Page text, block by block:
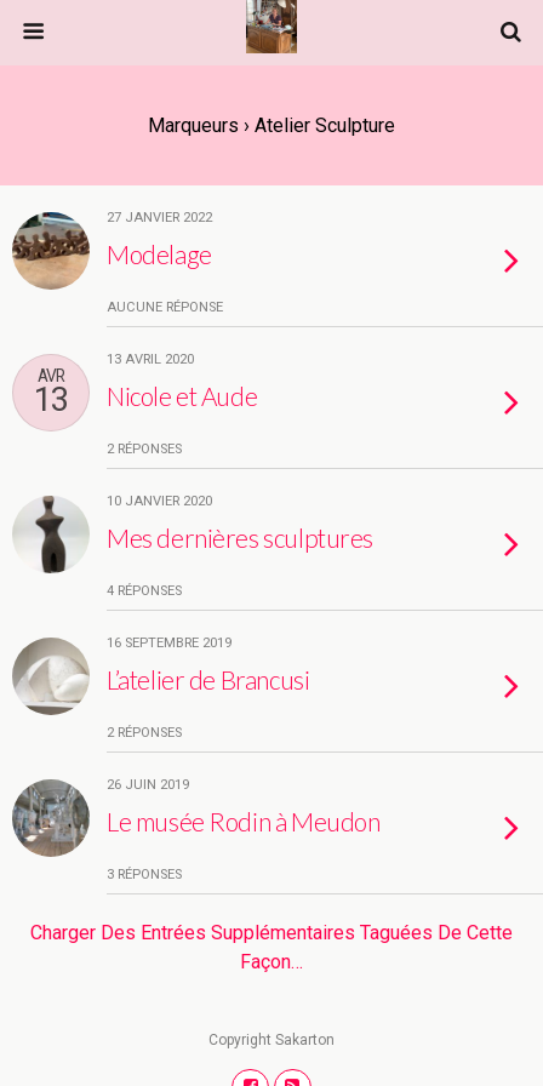
Marqueurs › Atelier Sculpture
27 JANVIER 2022
Modelage
AUCUNE RÉPONSE
AVR
13
13 AVRIL 2020
Nicole et Aude
2 RÉPONSES
10 JANVIER 2020
Mes dernières sculptures
4 RÉPONSES
16 SEPTEMBRE 2019
L’atelier de Brancusi
2 RÉPONSES
26 JUIN 2019
Le musée Rodin à Meudon
3 RÉPONSES
Charger Des Entrées Supplémentaires Taguées De Cette
Façon…
Copyright Sakarton